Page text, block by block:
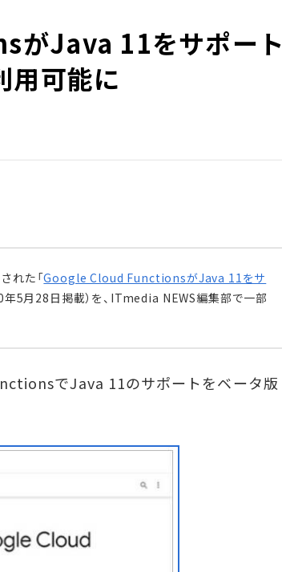
Java 11をサポート
可能に
れた「Google Cloud FunctionsがJava 11をサ
年5月28日掲載）を、ITmedia NEWS編集部で一部
でJava 11のサポートをベータ版